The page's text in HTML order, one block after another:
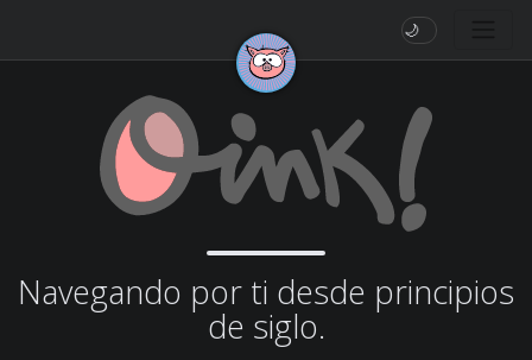
🌙
Navegando por ti desde principios
de siglo.